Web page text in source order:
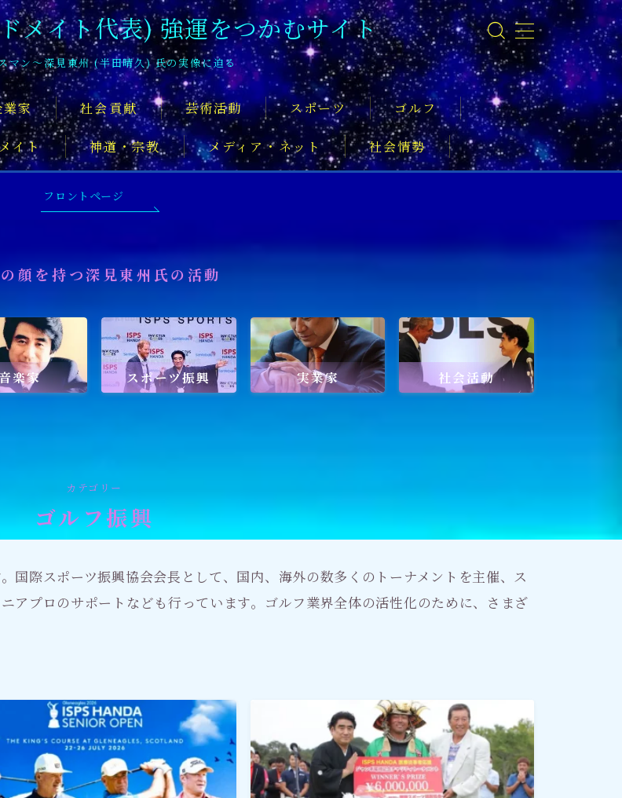
メイト代表) 強運をつかむサイト
マン〜深見東州 (半田晴久) 氏の実像に迫る
業家 社会貢献 芸術活動 スポーツ ゴルフ
イト 神道・宗教 メディア・ネット 社会情勢
東州氏について知るおすすめの記事
アーティスト 音楽家 スポーツ振興 実業家 社会活動
ルドメイトを知るのにおすすめの記事
ワールドメイトで何を学ぶ？ 禅とワールドメイト
フロントページ
顔を持つ深見東州氏の活動
楽家 スポーツ振興 実業家 社会活動
カテゴリー
ゴルフ振興
国際スポーツ振興協会会長として、国内、海外の数多くのトーナメントを主催、ス
アプロのサポートなども行っています。ゴルフ業界全体の活性化のために、さまざ